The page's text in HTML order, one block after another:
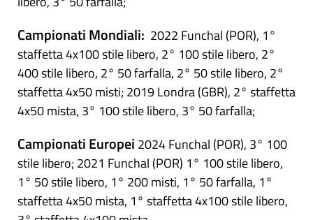
Campionati Mondiali: 2022 Funchal (POR), 1°
staffetta 4x100 stile libero, 2° 100 stile libero, 2°
400 stile libero, 2° 50 farfalla, 2° 50 stile libero, 2°
staffetta 4x50 misti; 2019 Londra (GBR), 2° staffetta
4x50 mista, 3° 100 stile libero, 3° 50 farfalla;
Campionati Europei 2024 Funchal (POR), 3° 100
stile libero; 2021 Funchal (POR) 1° 100 stile libero,
1° 50 stile libero, 1° 200 misti, 1° 50 farfalla, 1°
staffetta 4x50 mista, 1° staffetta 4x100 stile libero,